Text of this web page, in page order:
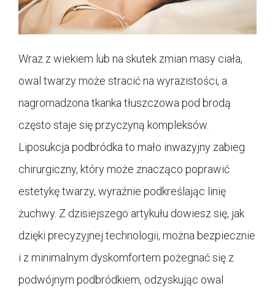
Wraz z wiekiem lub na skutek zmian masy ciała,
owal twarzy może stracić na wyrazistości, a
nagromadzona tkanka tłuszczowa pod brodą
często staje się przyczyną kompleksów.
Liposukcja podbródka to mało inwazyjny zabieg
chirurgiczny, który może znacząco poprawić
estetykę twarzy, wyraźnie podkreślając linię
żuchwy. Z dzisiejszego artykułu dowiesz się, jak
dzięki precyzyjnej technologii, można bezpiecznie
i z minimalnym dyskomfortem pożegnać się z
podwójnym podbródkiem, odzyskując owal